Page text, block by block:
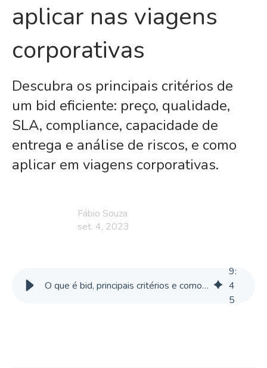
aplicar nas viagens
corporativas
Descubra os principais critérios de
um bid eficiente: preço, qualidade,
SLA, compliance, capacidade de
entrega e análise de riscos, e como
aplicar em viagens corporativas.
Fábio Souza
set. 4, 2023
O que é bid, principais critérios e como aplicar nas viagens corporativas
9:
4
5